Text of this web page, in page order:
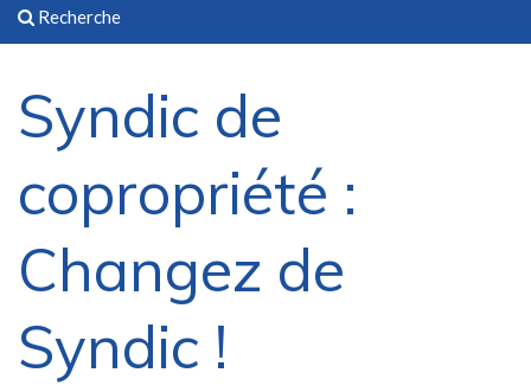
Recherche
Syndic de
copropriété :
Changez de
Syndic !